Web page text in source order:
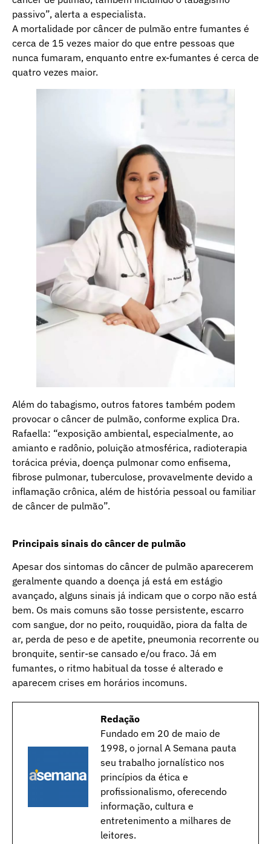
passivo”, alerta a especialista.
A mortalidade por câncer de pulmão entre fumantes é
cerca de 15 vezes maior do que entre pessoas que
nunca fumaram, enquanto entre ex-fumantes é cerca de
quatro vezes maior.
Além do tabagismo, outros fatores também podem
provocar o câncer de pulmão, conforme explica Dra.
Rafaella: “exposição ambiental, especialmente, ao
amianto e radônio, poluição atmosférica, radioterapia
torácica prévia, doença pulmonar como enfisema,
fibrose pulmonar, tuberculose, provavelmente devido a
inflamação crônica, além de história pessoal ou familiar
de câncer de pulmão”.
Principais sinais do câncer de pulmão
Apesar dos sintomas do câncer de pulmão aparecerem
geralmente quando a doença já está em estágio
avançado, alguns sinais já indicam que o corpo não está
bem. Os mais comuns são tosse persistente, escarro
com sangue, dor no peito, rouquidão, piora da falta de
ar, perda de peso e de apetite, pneumonia recorrente ou
bronquite, sentir-se cansado e/ou fraco. Já em
fumantes, o ritmo habitual da tosse é alterado e
aparecem crises em horários incomuns.
Redação
Fundado em 20 de maio de
1998, o jornal A Semana pauta
seu trabalho jornalístico nos
princípios da ética e
profissionalismo, oferecendo
informação, cultura e
entretenimento a milhares de
leitores.